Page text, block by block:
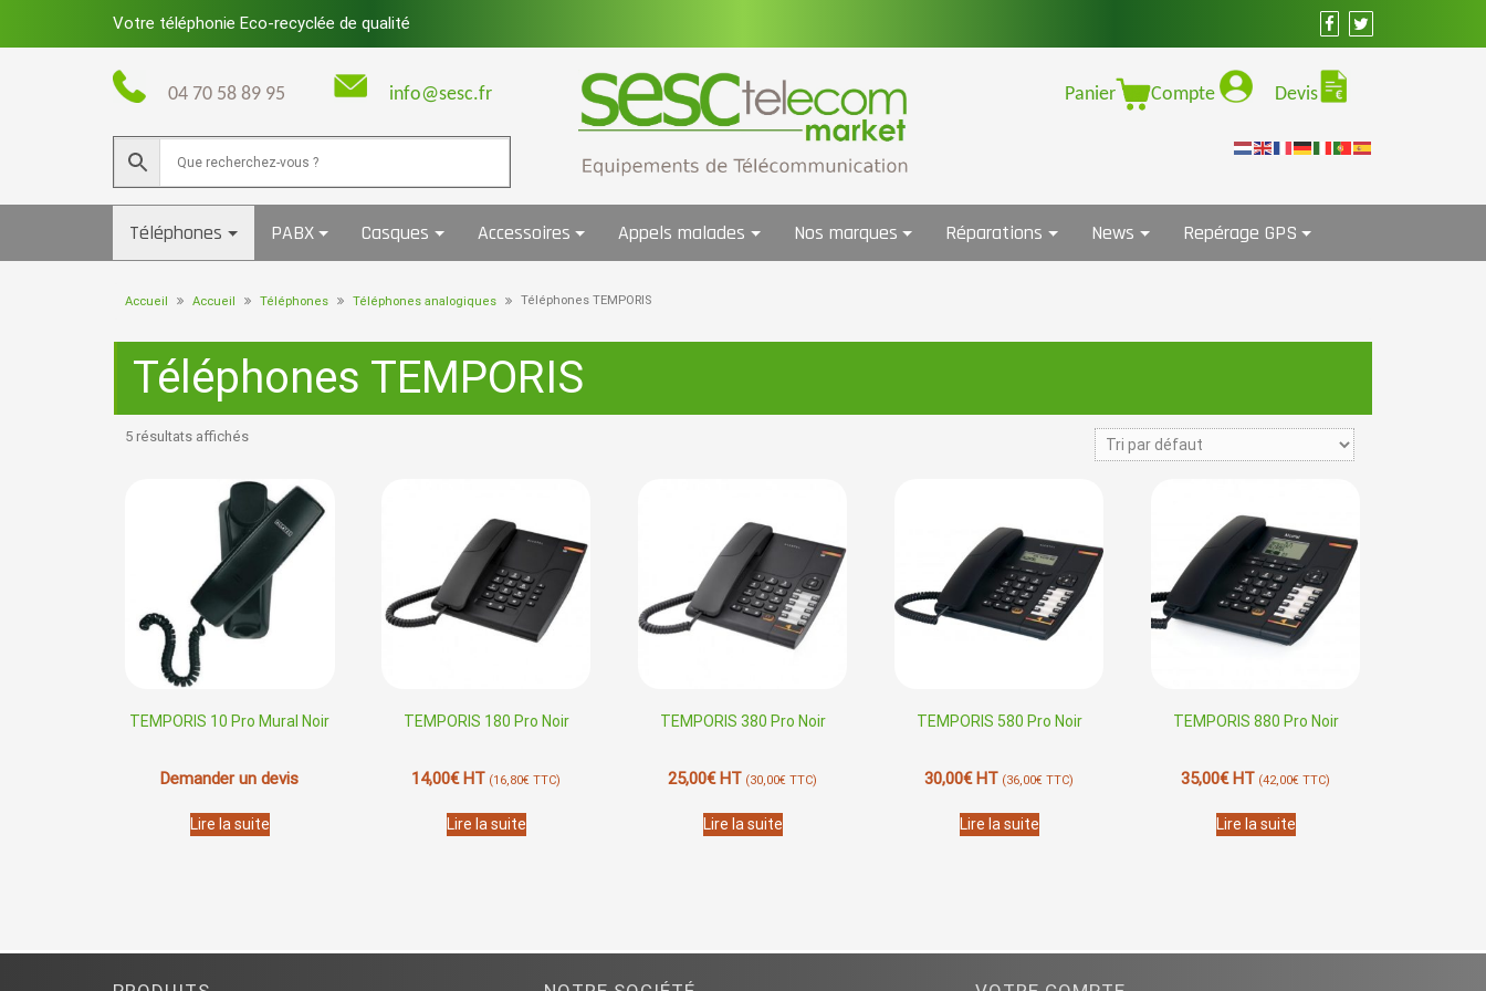
Votre téléphonie Eco-recyclée de qualité
04 70 58 89 95 info@sesc.fr Panier Compte Devis
Téléphones PABX Casques Accessoires Appels malades Nos marques Réparations News Repérage GPS
Accueil Accueil Téléphones Téléphones analogiques Téléphones TEMPORIS
Téléphones TEMPORIS
5 résultats affichés
TEMPORIS 10 Pro Mural Noir
Demander un devis
Lire la suite
TEMPORIS 180 Pro Noir
14,00€HT (16,80€ TTC)
Lire la suite
TEMPORIS 380 Pro Noir
25,00€HT (30,00€ TTC)
Lire la suite
TEMPORIS 580 Pro Noir
30,00€HT (36,00€ TTC)
Lire la suite
TEMPORIS 880 Pro Noir
35,00€HT (42,00€ TTC)
Lire la suite